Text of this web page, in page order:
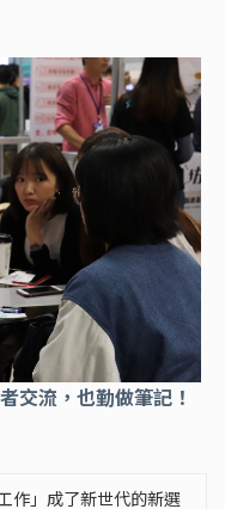
交流，也勤做筆記！
作」成了新世代的新選